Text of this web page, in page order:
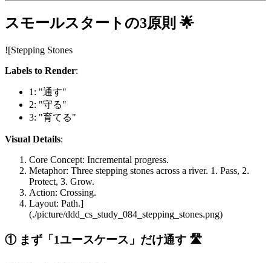
スモールスタートの3原則 🌟
![Stepping Stones
Labels to Render:
1: "通す"
2: "守る"
3: "育てる"
Visual Details:
Core Concept: Incremental progress.
Metaphor: Three stepping stones across a river. 1. Pass, 2.
Protect, 3. Grow.
Action: Crossing.
Layout: Path.]
(./picture/ddd_cs_study_084_stepping_stones.png)
① まず「1ユースケース」だけ通す 🛣️